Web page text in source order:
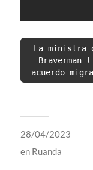
La
Braverman
acuerdo
28/04/2023
en Ruanda